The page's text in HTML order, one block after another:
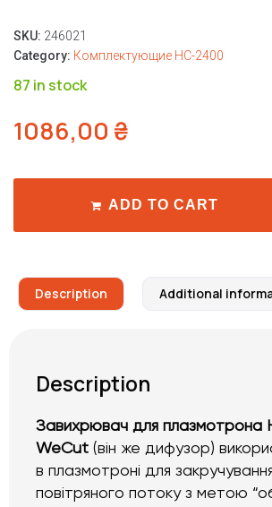
SKU: 246021
Category: Комплектующие HC-2400
87 in stock
1086,00 ₴
ADD TO CART
Description Additional
Description
Завихрювач для плазмотрона
WeCut (він же дифузор)
в плазмотроні для
повітряного потоку з метою